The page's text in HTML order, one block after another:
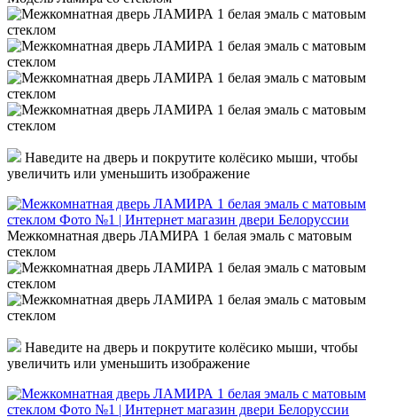
Наведите на дверь и покрутите колёсико мыши, чтобы
увеличить или уменьшить изображение
Межкомнатная дверь ЛАМИРА 1 белая эмаль с матовым
стеклом
Наведите на дверь и покрутите колёсико мыши, чтобы
увеличить или уменьшить изображение